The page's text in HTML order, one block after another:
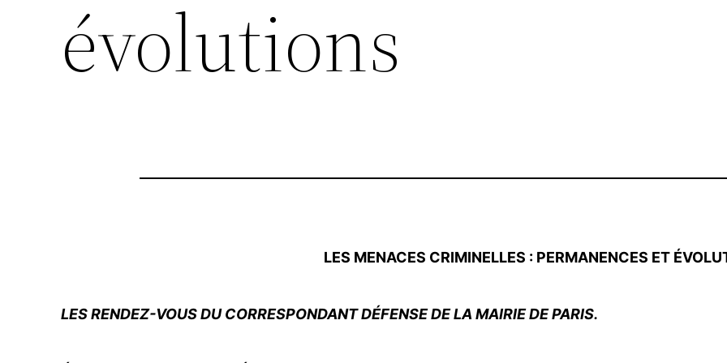
évolutions
LES MENACES CRIMINELLES : PERMANENCES ET
LES RENDEZ-VOUS DU CORRESPONDANT DÉFENSE DE LA MAIRIE DE PARIS.